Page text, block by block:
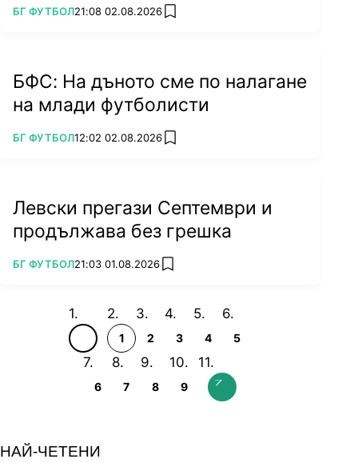
ПОВЕЧЕ ОТ
БГ ФУТБОЛ21:08 02.08.2026 add favorites
БФС: На дъното сме по налагане
на млади футболисти
ПОВЕЧЕ ОТ
БГ ФУТБОЛ12:02 02.08.2026 add favorites
Левски прегази Септември и
продължава без грешка
ПОВЕЧЕ ОТ
БГ ФУТБОЛ21:03 01.08.2026 add favorites
1 2 3 4 5
6 7 8 9
НАЙ-ЧЕТЕНИ